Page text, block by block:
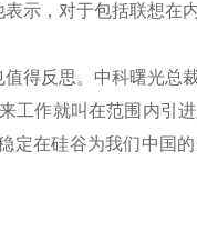
，对于包括联想在
反思。中科曙光总
工作就叫在范围内引
定在硅谷为我们中国